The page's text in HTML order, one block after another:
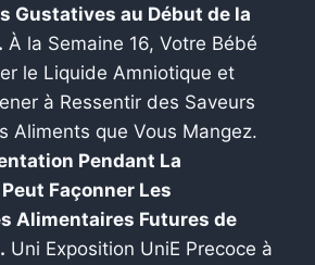
Gustatives au Début de la
À la Semaine 16, Votre Bébé
le Liquide Amniotique et
à Ressentir des Saveurs
Aliments que Vous Mangez.
Pendant La
Façonner Les
Alimentaires Futures de
Uni Exposition UniE Precoce à